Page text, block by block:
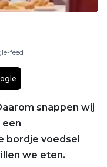
feed
snappen wij
een
bordje voedsel
we eten.